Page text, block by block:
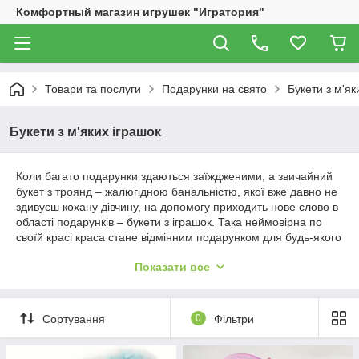
Комфортный магазин игрушек "Игратория"
Товари та послуги Подарунки на свято Букети з
Букети з м'яких іграшок
Коли багато подарунки здаються заїждженими, а звичайний
букет з троянд – жалюгідною банальністю, якої вже давно не
здивуєш кохану дівчину, на допомогу приходить нове слово в
області подарунків – букети з іграшок. Така неймовірна по
своїй красі краса стане відмінним подарунком для будь-якого
формі висловити свою любов, дружбу, повагу.
Крім того, що такі композиції неймовірно оригінальні та
стильні, в них можна знайти ще безліч переваг. Серед них:
На відміну від живих квітів, такий прекрасний букет
Показати все
Сортування 0 Фільтри